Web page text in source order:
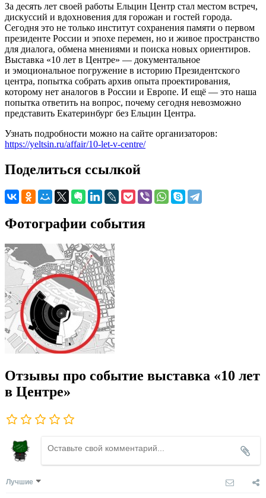
За десять лет своей работы Ельцин Центр стал местом встреч,
дискуссий и вдохновения для горожан и гостей города.
Сегодня это не только институт сохранения памяти о первом
президенте России и эпохе перемен, но и живое пространство
для диалога, обмена мнениями и поиска новых ориентиров.
Выставка «10 лет в Центре» — документальное
и эмоциональное погружение в историю Президентского
центра, попытка собрать архив опыта проектирования,
которому нет аналогов в России и Европе. И ещё — это наша
попытка ответить на вопрос, почему сегодня невозможно
представить Екатеринбург без Ельцин Центра.
Узнать подробности можно на сайте организаторов:
https://yeltsin.ru/affair/10-let-v-centre/
Поделиться ссылкой
Фотографии события
Отзывы про событие выставка «10 лет
в Центре»
Лучшие